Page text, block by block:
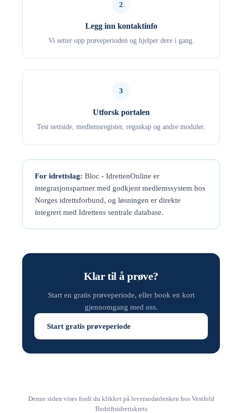
2
Legg inn kontaktinfo
Vi setter opp prøveperioden og hjelper dere i gang.
3
Utforsk portalen
Test nettside, medlemsregister, regnskap og andre moduler.
For idrettslag: Bloc - IdrettenOnline er
integrasjonspartner med godkjent medlemssystem hos
Norges idrettsforbund, og løsningen er direkte
integrert med Idrettens sentrale database.
Klar til å prøve?
Start en gratis prøveperiode, eller book en kort
gjennomgang med oss.
Start gratis prøveperiode
Denne siden vises fordi du klikket på leverandørlenken hos Vestfold
Bedriftsidrettskrets